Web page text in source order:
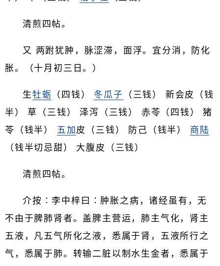
清煎四帖。
又 两跗犹肿，脉涩滞，面浮。宜分消，防化
胀。（十月初三日。）
生牡蛎 （四钱） 冬瓜子 （三钱） 新会皮（钱
半） 草（三钱） 泽泻（三钱） 赤苓（四钱） 猪
苓（钱半） 五加 皮（三钱） 防己（钱半） 商陆
（钱半切忌甜） 大腹皮（三钱）
清煎四帖。
介按∶李中梓曰∶肿胀之病，诸经虽有，无
不由于脾肺肾者。盖脾主营运，肺主气化，肾主
五液，凡五气所化之液，悉属于肾，五液所行之
气，悉属于肺。转输二脏以制水生金者，悉属于